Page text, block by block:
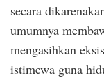
secara
umumnya
mengasihkan
istimewa guna